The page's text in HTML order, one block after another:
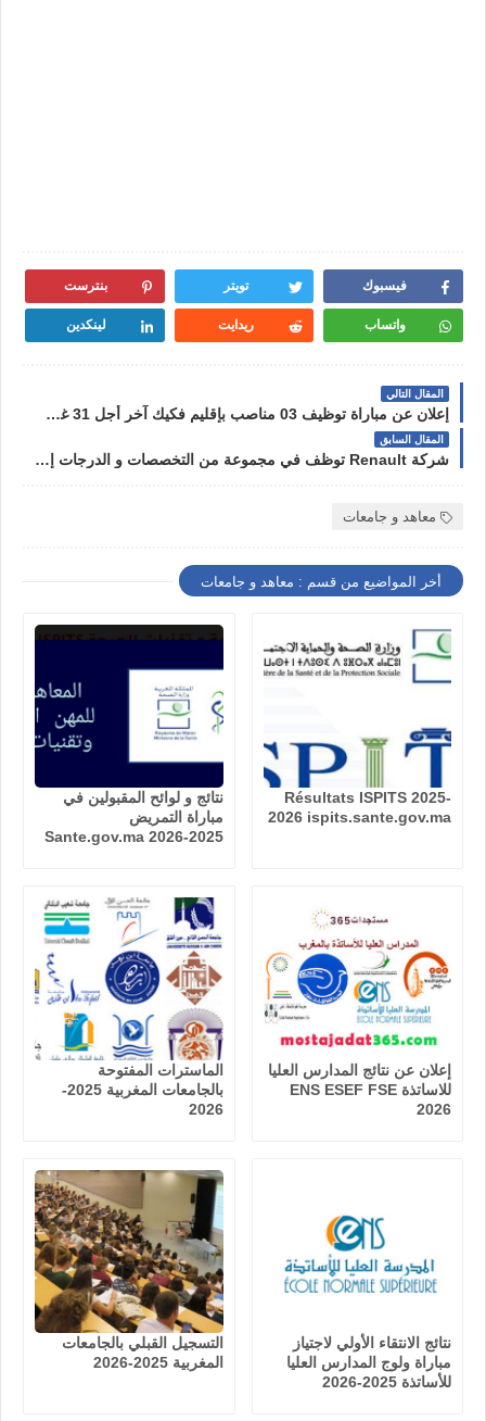
فيسبوك تويتر بنترست
واتساب ريدايت لينكدين
المقال التالي
إعلان عن مباراة توظيف 03 مناصب بإقليم فكيك آخر أجل 31 غشت 2022
المقال السابق
شركة Renault توظف في مجموعة من التخصصات و الدرجات إبتداءً من ( باك+2 ، باك+3 ، باك+5)
معاهد و جامعات
أخر المواضيع من قسم : معاهد و جامعات
Résultats ISPITS 2025-
2026 ispits.sante.gov.ma
نتائج و لوائح المقبولين في
مباراة التمريض
Sante.gov.ma 2026-2025
إعلان عن نتائج المدارس العليا
للاساتذة ENS ESEF FSE
2026
الماسترات المفتوحة
بالجامعات المغربية 2025-
2026
نتائج الانتقاء الأولي لاجتياز
مباراة ولوج المدارس العليا
للأساتذة 2025-2026
التسجيل القبلي بالجامعات
المغربية 2025-2026